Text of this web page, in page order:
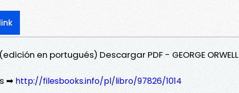
(edición en portugués) Descargar PDF - GEORGE ORWELL
➡ http://filesbooks.info/pl/libro/97826/1014